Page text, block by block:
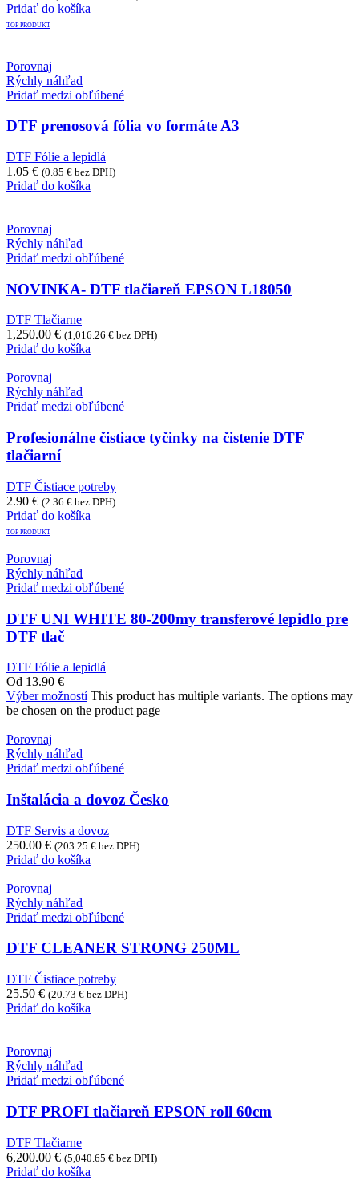
Pridať do košíka
TOP PRODUKT
Porovnaj
Rýchly náhľad
Pridať medzi obľúbené
DTF prenosová fólia vo formáte A3
DTF Fólie a lepidlá
1.05 € (0.85 € bez DPH)
Pridať do košíka
Porovnaj
Rýchly náhľad
Pridať medzi obľúbené
NOVINKA- DTF tlačiareň EPSON L18050
DTF Tlačiarne
1,250.00 € (1,016.26 € bez DPH)
Pridať do košíka
Porovnaj
Rýchly náhľad
Pridať medzi obľúbené
Profesionálne čistiace tyčinky na čistenie DTF
tlačiarní
DTF Čistiace potreby
2.90 € (2.36 € bez DPH)
Pridať do košíka
TOP PRODUKT
Porovnaj
Rýchly náhľad
Pridať medzi obľúbené
DTF UNI WHITE 80-200my transferové lepidlo pre
DTF tlač
DTF Fólie a lepidlá
Od 13.90 €
Výber možnostíThis product has multiple variants. The options may
be chosen on the product page
Porovnaj
Rýchly náhľad
Pridať medzi obľúbené
Inštalácia a dovoz Česko
DTF Servis a dovoz
250.00 € (203.25 € bez DPH)
Pridať do košíka
Porovnaj
Rýchly náhľad
Pridať medzi obľúbené
DTF CLEANER STRONG 250ML
DTF Čistiace potreby
25.50 € (20.73 € bez DPH)
Pridať do košíka
Porovnaj
Rýchly náhľad
Pridať medzi obľúbené
DTF PROFI tlačiareň EPSON roll 60cm
DTF Tlačiarne
6,200.00 € (5,040.65 € bez DPH)
Pridať do košíka